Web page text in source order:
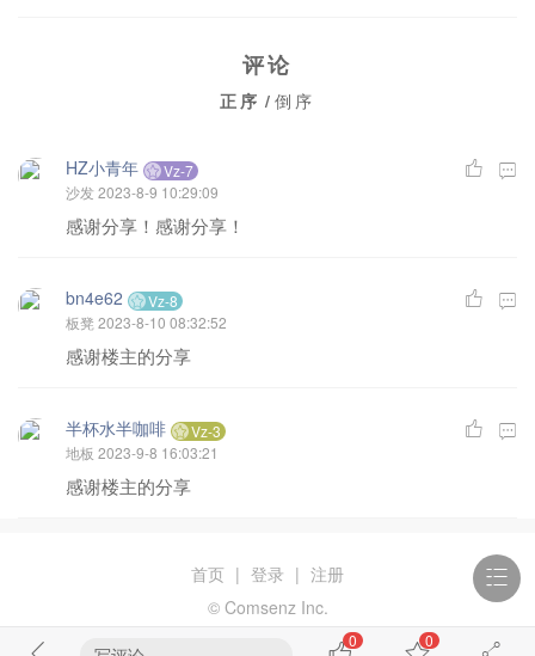
评论
正序 / 倒序
HZ小青年
Vz-7
沙发2023-8-9 10:29:09
感谢分享！感谢分享！
bn4e62
Vz-8
板凳 2023-8-10 08:32:52
感谢楼主的分享
半杯水半咖啡
Vz-3
地板 2023-9-8 16:03:21
感谢楼主的分享
0 0
首页 | 登录 | 注册
© Comsenz Inc.